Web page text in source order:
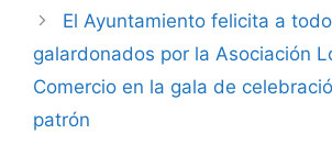
El Ayuntamiento felicita a
galardonados por la Asociación
Comercio en la gala de
patrón